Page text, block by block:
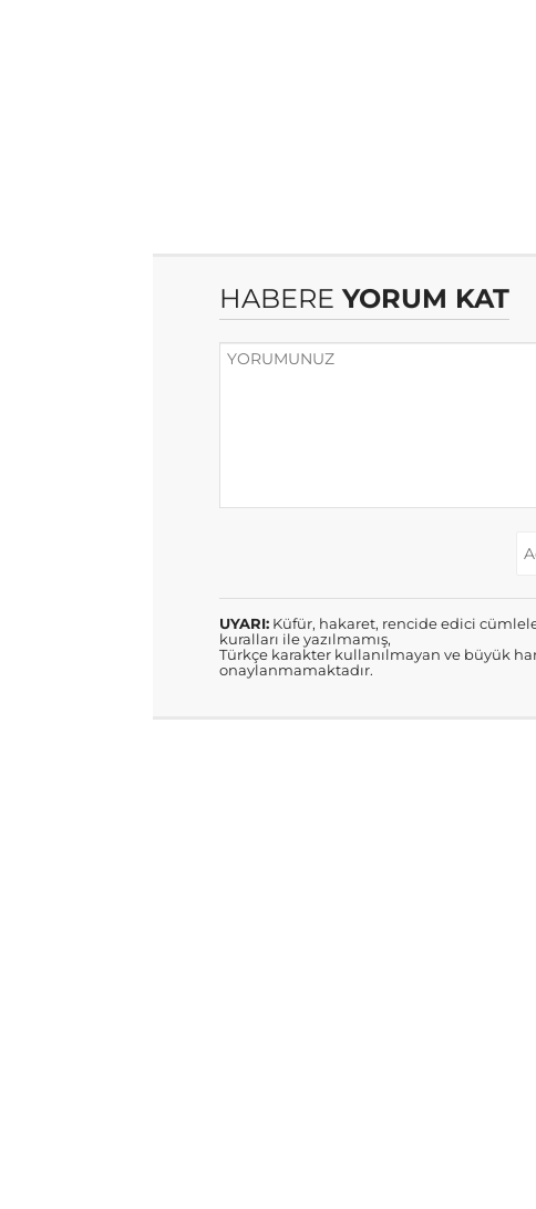
HABERE YORUM KAT
UYARI: Küfür, hakaret, rencide edici
kuralları ile yazılmamış,
Türkçe karakter kullanılmayan ve büyük
onaylanmamaktadır.